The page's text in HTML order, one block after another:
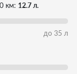
км: 12.7 л.
до35 л